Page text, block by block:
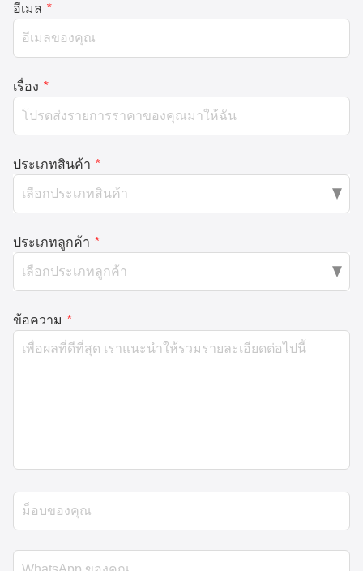
อีเมล *
เรื่อง *
ประเภทสินค้า *
ประเภทลูกค้า *
ข้อความ *